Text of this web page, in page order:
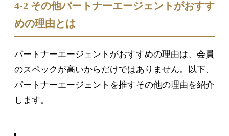
4-2 その他パートナーエージェントがおすす
めの理由とは
パートナーエージェントがおすすめの理由は、会員
のスペックが高いからだけではありません。以下、
パートナーエージェントを推すその他の理由を紹介
します。